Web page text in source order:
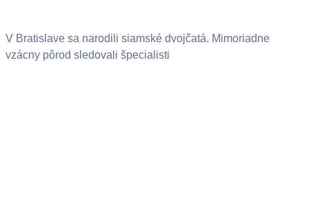
V Bratislave sa narodili siamské dvojčatá. Mimoriadne
vzácny pôrod sledovali špecialisti